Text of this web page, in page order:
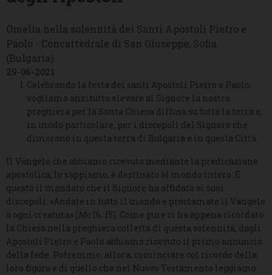
Omelia nella solennità dei Santi Apostoli Pietro e
Paolo - Concattedrale di San Giuseppe, Sofia
(Bulgaria)
29-06-2021
Celebrando la festa dei santi Apostoli Pietro e Paolo,
vogliamo anzitutto elevare al Signore la nostra
preghiera per la Santa Chiesa diffusa su tutta la terra e,
in modo particolare, per i discepoli del Signore che
dimorano in questa terra di Bulgaria e in questa Città.
Il Vangelo che abbiamo ricevuto mediante la predicazione
apostolica, lo sappiamo, è destinato al mondo intero. È
questo il mandato che il Signore ha affidato ai suoi
discepoli: «Andate in tutto il mondo e proclamate il Vangelo
a ogni creatura» (Mc16, 15). Come pure ci ha appena ricordato
la Chiesa nella preghiera colletta di questa solennità, dagli
Apostoli Pietro e Paolo abbiamo ricevuto il primo annuncio
della fede. Potremmo, allora, cominciare col ricordo della
loro figura e di quello che nel Nuovo Testamento leggiamo